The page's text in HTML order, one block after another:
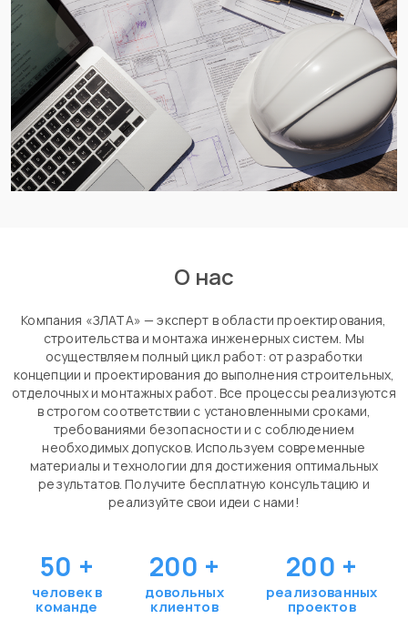
О нас
Компания «ЗЛАТА» — эксперт в области проектирования,
строительства и монтажа инженерных систем. Мы
осуществляем полный цикл работ: от разработки
концепции и проектирования до выполнения строительных,
отделочных и монтажных работ. Все процессы реализуются
в строгом соответствии с установленными сроками,
требованиями безопасности и с соблюдением
необходимых допусков. Используем современные
материалы и технологии для достижения оптимальных
результатов. Получите бесплатную консультацию и
реализуйте свои идеи с нами!
50 +
человек в
команде
200 +
довольных
клиентов
200 +
реализованных
проектов